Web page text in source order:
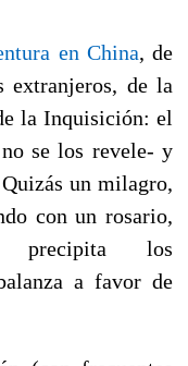
en China, de
extranjeros, de la
la Inquisición: el
se los revele- y
un milagro,
con un rosario,
precipita los
a favor de